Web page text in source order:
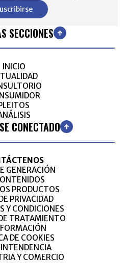
SECCIONES
INICIO
CONECTADO
GENERACIÓN
PRODUCTOS
PRIVACIDAD
Y CONDICIONES
TRATAMIENTO
DE COOKIES
Y COMERCIO